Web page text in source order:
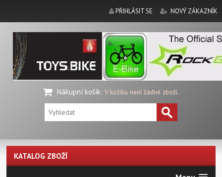
PŘIHLÁSIT SE NOVÝ ZÁKAZNÍK
Nákupní košík: V košíku není žádné zboží.
KATALOG ZBOŽÍ